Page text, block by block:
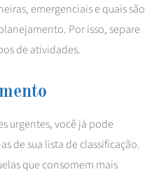
emergenciais e quais são
Por isso, separe
de atividades.
urgentes, você já pode
de sua lista de classificação.
que consomem mais